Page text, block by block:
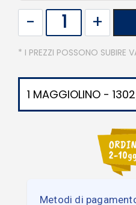
* I PREZZI POSSONO SUBIRE
1 MAGGIOLINO -
Metodi di